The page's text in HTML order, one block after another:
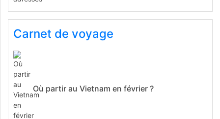
Carnet de voyage
Où partir au Vietnam en février ?